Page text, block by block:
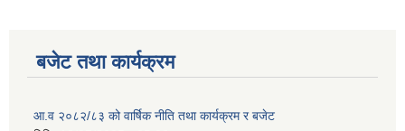
बजेट तथा कार्यक्रम
आ.व २०८२/८३ को वार्षिक नीति तथा कार्यक्रम र बजेट